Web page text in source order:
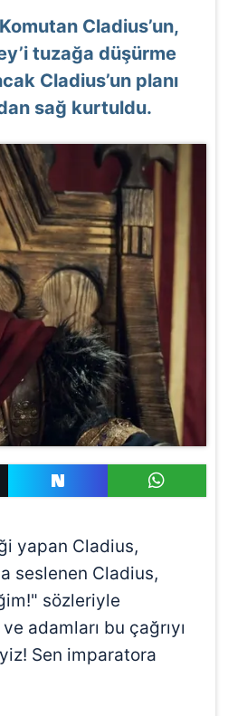
Cladius’un,
tuzağa düşürme
Cladius’un planı
sağ kurtuldu.
yapan Cladius,
seslenen Cladius,
sözleriyle
adamları bu çağrıyı
Sen imparatora